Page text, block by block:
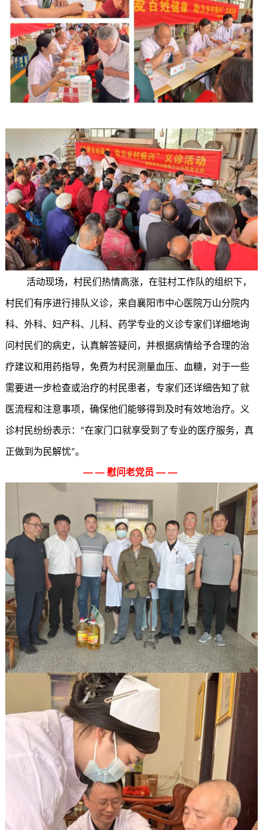
活动现场，村民们热情高涨，在驻村工作队的组织下，
村民们有序进行排队义诊，来自襄阳市中心医院万山分院内
科、外科、妇产科、儿科、药学专业的义诊专家们详细地询
问村民们的病史，认真解答疑问，并根据病情给予合理的治
疗建议和用药指导，免费为村民测量血压、血糖，对于一些
需要进一步检查或治疗的村民患者，专家们还详细告知了就
医流程和注意事项，确保他们能够得到及时有效地治疗。义
诊村民纷纷表示： “在家门口就享受到了专业的医疗服务，真
正做到为民解忧”。
— — 慰问老党员 — —